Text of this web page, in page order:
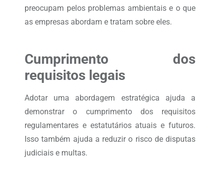
preocupam pelos problemas ambientais e o que
as empresas abordam e tratam sobre eles.
Cumprimento dos
requisitos legais
Adotar uma abordagem estratégica ajuda a
demonstrar o cumprimento dos requisitos
regulamentares e estatutários atuais e futuros.
Isso também ajuda a reduzir o risco de disputas
judiciais e multas.